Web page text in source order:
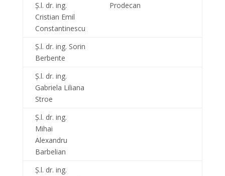
Ș.l. dr. ing.
Cristian Emil
Constantinescu
Prodecan
Ș.l. dr. ing. Sorin
Berbente
Ș.l. dr. ing.
Gabriela Liliana
Stroe
Ș.l. dr. ing.
Mihai
Alexandru
Barbelian
Ș.l. dr. ing.